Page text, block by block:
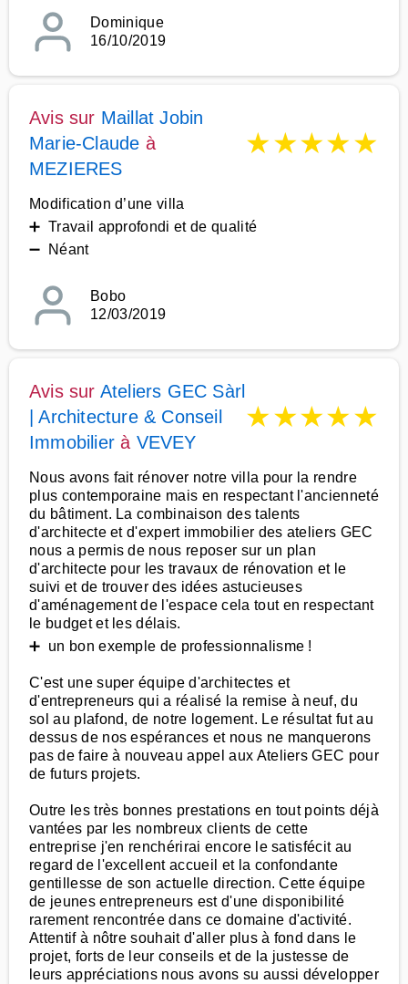
Dominique
16/10/2019
Avis sur Maillat Jobin
Marie-Claude à
MEZIERES
★★★★★
Modification d’une villa
➕ Travail approfondi et de qualité
➖ Néant
Bobo
12/03/2019
Avis sur Ateliers GEC Sàrl
| Architecture & Conseil
Immobilier à VEVEY
★★★★★
Nous avons fait rénover notre villa pour la rendre
plus contemporaine mais en respectant l'ancienneté
du bâtiment. La combinaison des talents
d'architecte et d'expert immobilier des ateliers GEC
nous a permis de nous reposer sur un plan
d'architecte pour les travaux de rénovation et le
suivi et de trouver des idées astucieuses
d'aménagement de l'espace cela tout en respectant
le budget et les délais.
➕ un bon exemple de professionnalisme !
C'est une super équipe d'architectes et
d'entrepreneurs qui a réalisé la remise à neuf, du
sol au plafond, de notre logement. Le résultat fut au
dessus de nos espérances et nous ne manquerons
pas de faire à nouveau appel aux Ateliers GEC pour
de futurs projets.
Outre les très bonnes prestations en tout points déjà
vantées par les nombreux clients de cette
entreprise j'en renchérirai encore le satisfécit au
regard de l'excellent accueil et la confondante
gentillesse de son actuelle direction. Cette équipe
de jeunes entrepreneurs est d'une disponibilité
rarement rencontrée dans ce domaine d'activité.
Attentif à nôtre souhait d'aller plus à fond dans le
projet, forts de leur conseils et de la justesse de
leurs appréciations nous avons su aussi développer